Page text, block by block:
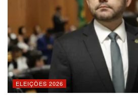
ELEIÇÕES 2026